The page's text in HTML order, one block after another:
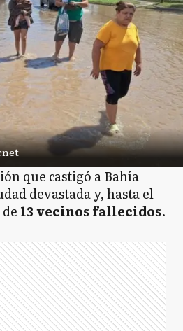
que castigó a Bahía
devastada y, hasta el
13 vecinos fallecidos.